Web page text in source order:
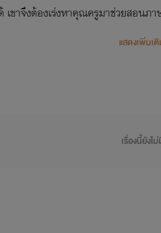
ด้ เขาจึงต้องเร่งหาคุณครูมาช่วยสอน
วนพ่วงตำแหน่งกามเทพสุดแสบที่อยาก
ห้เขาเลี้ยง....
ย่างไร ทั้งสองจะลงเอยกันหรือไม่ เ
แสดงเพิ่มเ
เรื่องนี้ยังไ